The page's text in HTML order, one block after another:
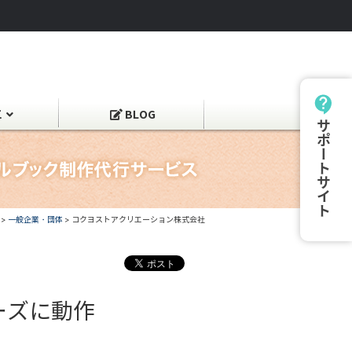
サポートサイト
BLOG
> 一般企業・団体 > コクヨストアクリエーション株式会社
に動作